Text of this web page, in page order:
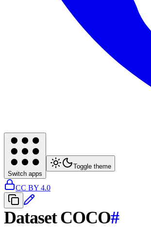
Switch apps
Toggle theme
CC BY 4.0
Dataset COCO#